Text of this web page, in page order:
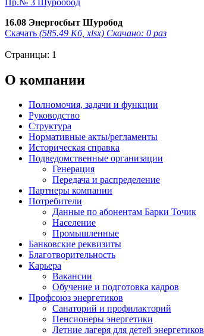
16.08 Энергосбыт Шуробод
Скачать (585.49 Кб, xlsx) Скачано: 0 раз
Страницы: 1
О компании
Полномочия, задачи и функции
Руководство
Структура
Нормативные акты/регламенты
Историческая справка
Подведомственные организации
Генерация
Передача и распределение
Партнеры компании
Потребители
Данные по абонентам Барки Точик
Население
Промышленные
Банковские реквизиты
Благотворительность
Карьера
Вакансии
Обучение и подготовка кадров
Профсоюз энергетиков
Санаторий и профилакторий
Пенсионеры энергетики
Летние лагеря для детей энергетиков